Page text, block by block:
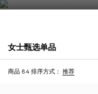
女士甄选单品
商品 84 排序方式： 推荐
首字母个性化定制